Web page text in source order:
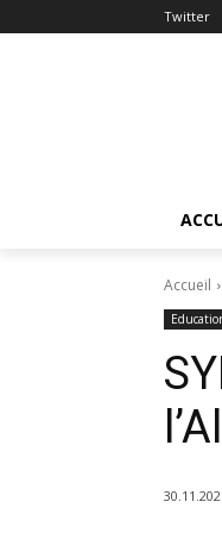
Twitter
Accueil